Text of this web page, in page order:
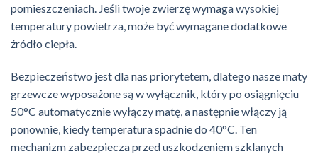
pomieszczeniach. Jeśli twoje zwierzę wymaga wysokiej
temperatury powietrza, może być wymagane dodatkowe
źródło ciepła.
Bezpieczeństwo jest dla nas priorytetem, dlatego nasze maty
grzewcze wyposażone są w wyłącznik, który po osiągnięciu
50°C automatycznie wyłączy matę, a następnie włączy ją
ponownie, kiedy temperatura spadnie do 40°C. Ten
mechanizm zabezpiecza przed uszkodzeniem szklanych